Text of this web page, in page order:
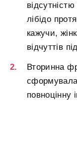
лібідо
кажучи,
відчуттів
Вторинна
повноцінну